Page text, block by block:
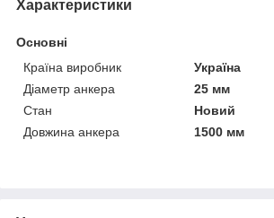
Характеристики
Основні
Країна виробник
Україна
Діаметр анкера
25 мм
Стан
Новий
Довжина анкера
1500 мм